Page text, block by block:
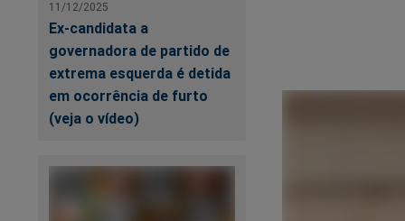
11/12/2025
Ex-candidata a
governadora de partido de
extrema esquerda é detida
em ocorrência de furto
(veja o vídeo)